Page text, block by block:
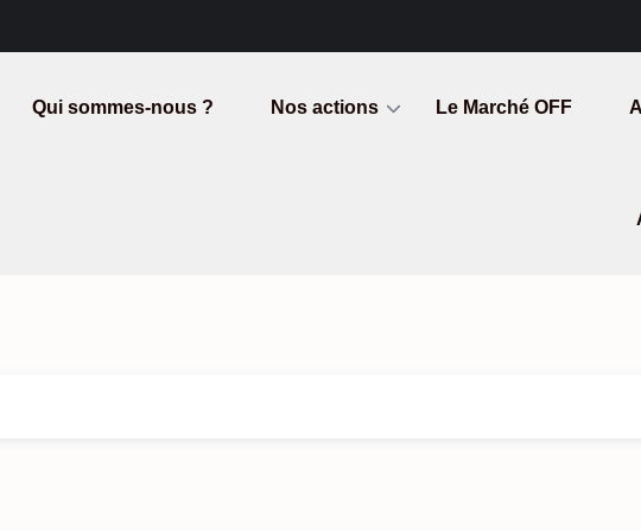
Qui sommes-nous ? Nos actions Le Marché OFF